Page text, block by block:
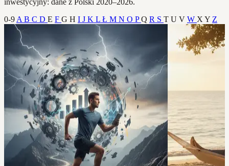
0-9 A B C D E F G H I J K L Ł M N O PQ R S T U V W X Y Z